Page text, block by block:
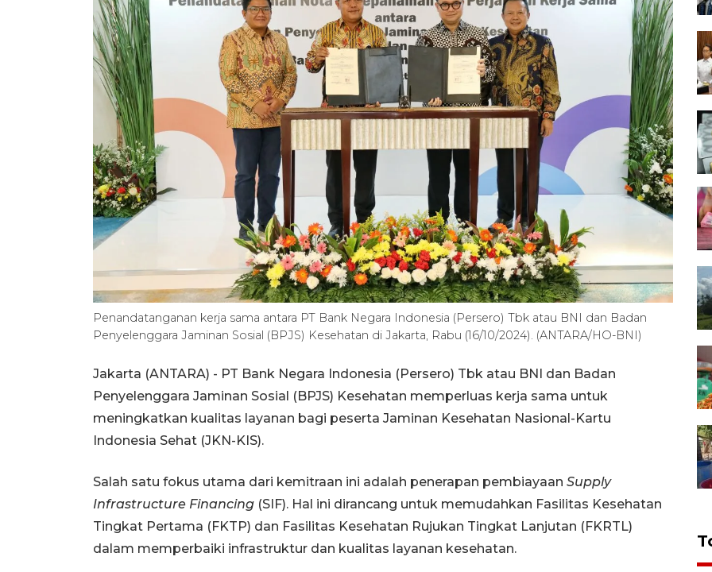
Penandatanganan kerja sama antara PT Bank Negara Indonesia (Persero) Tbk atau BNI dan Badan
Penyelenggara Jaminan Sosial (BPJS) Kesehatan di Jakarta, Rabu (16/10/2024). (ANTARA/HO-BNI)
Jakarta (ANTARA) - PT Bank Negara Indonesia (Persero) Tbk atau BNI dan Badan
Penyelenggara Jaminan Sosial (BPJS) Kesehatan memperluas kerja sama untuk
meningkatkan kualitas layanan bagi peserta Jaminan Kesehatan Nasional-Kartu
Indonesia Sehat (JKN-KIS).
Salah satu fokus utama dari kemitraan ini adalah penerapan pembiayaan Supply
Infrastructure Financing (SIF). Hal ini dirancang untuk memudahkan Fasilitas Kesehatan
Tingkat Pertama (FKTP) dan Fasilitas Kesehatan Rujukan Tingkat Lanjutan (FKRTL)
dalam memperbaiki infrastruktur dan kualitas layanan kesehatan.